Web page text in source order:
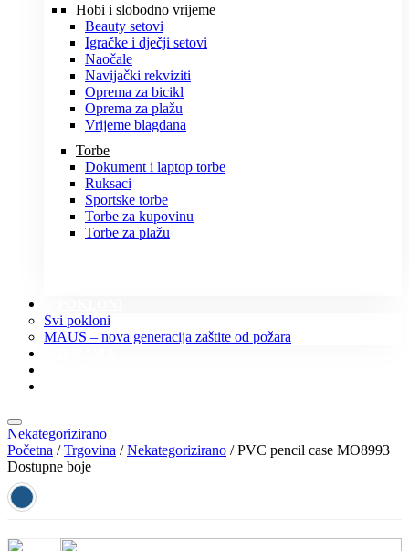
Hobi i slobodno vrijeme
Beauty setovi
Igračke i dječji setovi
Naočale
Navijački rekviziti
Oprema za bicikl
Oprema za plažu
Vrijeme blagdana
Torbe
Dokument i laptop torbe
Ruksaci
Sportske torbe
Torbe za kupovinu
Torbe za plažu
Svi pokloni
MAUS – nova generacija zaštite od požara
Nekategorizirano
Početna /Trgovina /Nekategorizirano / PVC pencil case MO8993
Dostupne boje